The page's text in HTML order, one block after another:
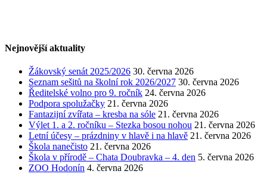
Nejnovější aktuality
Žákovský senát 2025/2026 30. června 2026
Seznam sešitů na školní rok 2026/2027 30. června 2026
Ředitelské volno pro 9. ročník 24. června 2026
Podpora spolužačky 21. června 2026
Fantazijní zvířata – kresba na sóle 21. června 2026
Výlet 1. a 2. ročníku – Stezka bosou nohou 21. června 2026
Letní účesy – prázdniny v hlavě i na hlavě 21. června 2026
Škola nanečisto 21. června 2026
Škola v přírodě – Chata Doubravka – 4. den 5. června 2026
ZOO Hodonín 4. června 2026